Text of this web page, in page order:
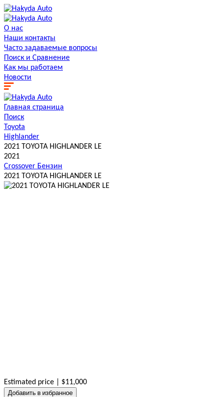
О нас
Наши контакты
Часто задаваемые вопросы
Поиск и Сравнение
Как мы работаем
Новости
Главная страница
Поиск
Toyota
Highlander
2021 TOYOTA HIGHLANDER LE
2021
Crossover Бензин
2021 TOYOTA HIGHLANDER LE
Estimated price | $11,000
Добавить в избранное